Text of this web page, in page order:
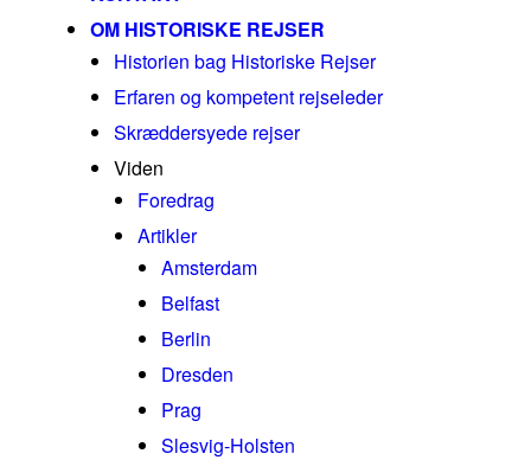
OM HISTORISKE REJSER
Historien bag Historiske Rejser
Erfaren og kompetent rejseleder
Skræddersyede rejser
Viden
Foredrag
Artikler
Amsterdam
Belfast
Berlin
Dresden
Prag
Slesvig-Holsten